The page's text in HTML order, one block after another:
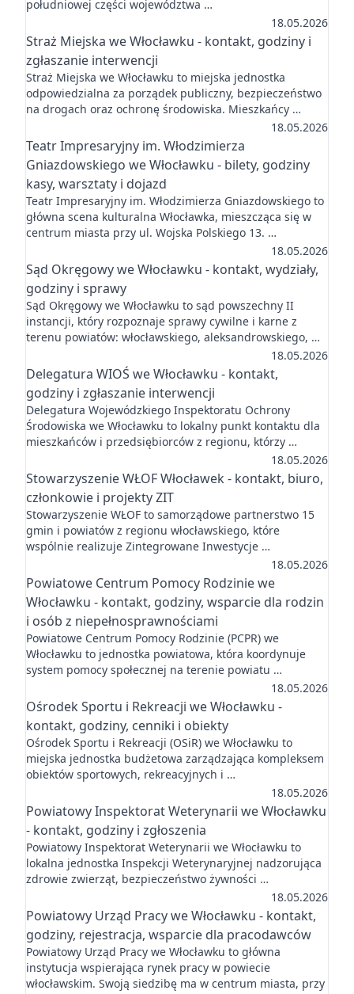
południowej części województwa …
18.05.2026
Straż Miejska we Włocławku - kontakt, godziny i
zgłaszanie interwencji
Straż Miejska we Włocławku to miejska jednostka
odpowiedzialna za porządek publiczny, bezpieczeństwo
na drogach oraz ochronę środowiska. Mieszkańcy …
18.05.2026
Teatr Impresaryjny im. Włodzimierza
Gniazdowskiego we Włocławku - bilety, godziny
kasy, warsztaty i dojazd
Teatr Impresaryjny im. Włodzimierza Gniazdowskiego to
główna scena kulturalna Włocławka, mieszcząca się w
centrum miasta przy ul. Wojska Polskiego 13. …
18.05.2026
Sąd Okręgowy we Włocławku - kontakt, wydziały,
godziny i sprawy
Sąd Okręgowy we Włocławku to sąd powszechny II
instancji, który rozpoznaje sprawy cywilne i karne z
terenu powiatów: włocławskiego, aleksandrowskiego, …
18.05.2026
Delegatura WIOŚ we Włocławku - kontakt,
godziny i zgłaszanie interwencji
Delegatura Wojewódzkiego Inspektoratu Ochrony
Środowiska we Włocławku to lokalny punkt kontaktu dla
mieszkańców i przedsiębiorców z regionu, którzy …
18.05.2026
Stowarzyszenie WŁOF Włocławek - kontakt, biuro,
członkowie i projekty ZIT
Stowarzyszenie WŁOF to samorządowe partnerstwo 15
gmin i powiatów z regionu włocławskiego, które
wspólnie realizuje Zintegrowane Inwestycje …
18.05.2026
Powiatowe Centrum Pomocy Rodzinie we
Włocławku - kontakt, godziny, wsparcie dla rodzin
i osób z niepełnosprawnościami
Powiatowe Centrum Pomocy Rodzinie (PCPR) we
Włocławku to jednostka powiatowa, która koordynuje
system pomocy społecznej na terenie powiatu …
18.05.2026
Ośrodek Sportu i Rekreacji we Włocławku -
kontakt, godziny, cenniki i obiekty
Ośrodek Sportu i Rekreacji (OSiR) we Włocławku to
miejska jednostka budżetowa zarządzająca kompleksem
obiektów sportowych, rekreacyjnych i …
18.05.2026
Powiatowy Inspektorat Weterynarii we Włocławku
- kontakt, godziny i zgłoszenia
Powiatowy Inspektorat Weterynarii we Włocławku to
lokalna jednostka Inspekcji Weterynaryjnej nadzorująca
zdrowie zwierząt, bezpieczeństwo żywności …
18.05.2026
Powiatowy Urząd Pracy we Włocławku - kontakt,
godziny, rejestracja, wsparcie dla pracodawców
Powiatowy Urząd Pracy we Włocławku to główna
instytucja wspierająca rynek pracy w powiecie
włocławskim. Swoją siedzibę ma w centrum miasta, przy